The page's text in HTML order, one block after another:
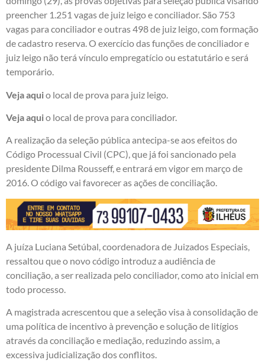
preencher 1.251 vagas de juiz leigo e conciliador. São 753
vagas para conciliador e outras 498 de juiz leigo, com formação
de cadastro reserva. O exercício das funções de conciliador e
juiz leigo não terá vínculo empregatício ou estatutário e será
temporário.
Veja aquio local de prova para juiz leigo.
Veja aquio local de prova para conciliador.
A realização da seleção pública antecipa-se aos efeitos do
Código Processual Civil (CPC), que já foi sancionado pela
presidente Dilma Rousseff, e entrará em vigor em março de
2016. O código vai favorecer as ações de conciliação.
A juíza Luciana Setúbal, coordenadora de Juizados Especiais,
ressaltou que o novo código introduz a audiência de
conciliação, a ser realizada pelo conciliador, como ato inicial em
todo processo.
A magistrada acrescentou que a seleção visa à consolidação de
uma política de incentivo à prevenção e solução de litígios
através da conciliação e mediação, reduzindo assim, a
excessiva judicialização dos conflitos.